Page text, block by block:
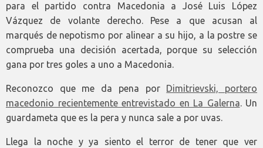
para el partido contra Macedonia a José Luis López
Vázquez de volante derecho. Pese a que acusan al
marqués de nepotismo por alinear a su hijo, a la postre se
comprueba una decisión acertada, porque su selección
gana por tres goles a uno a Macedonia.
Reconozco que me da pena por Dimitrievski, portero
macedonio recientemente entrevistado en La Galerna. Un
guardameta que es la pera y nunca sale a por uvas.
Llega la noche y ya siento el terror de tener que ver